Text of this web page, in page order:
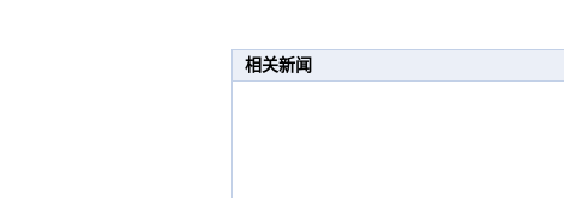
相关新闻